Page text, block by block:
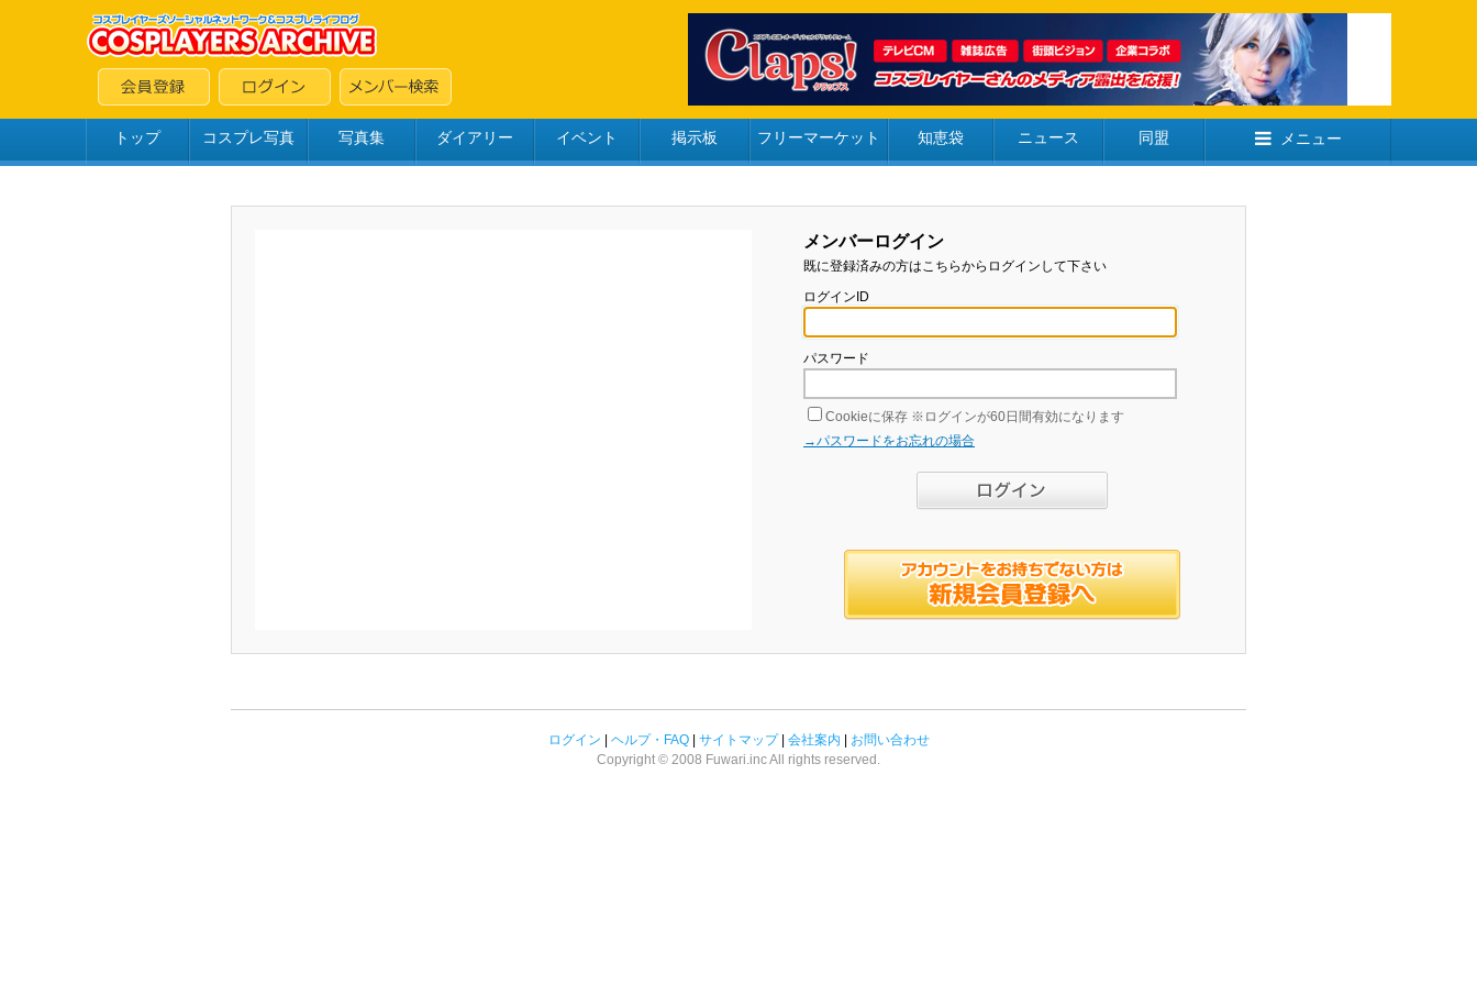
トップ コスプレ写真 写真集 ダイアリー イベント 掲示板 フリーマーケット 知恵袋 ニュース 同盟 メニュー
メンバーログイン
既に登録済みの方はこちらからログインして下さい
ログインID
パスワード
Cookieに保存 ※ログインが60日間有効になります
→パスワードをお忘れの場合
ログイン ヘルプ・FAQ| サイトマップ| 会社案内
お問い合わせ
Copyright © 2008 Fuwari.inc All rights reserved.